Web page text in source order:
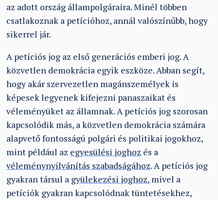
az adott ország állampolgáraira. Minél többen
csatlakoznak a petícióhoz, annál valószínűbb, hogy
sikerrel jár.
A petíciós jog az első generációs emberi jog. A
közvetlen demokrácia egyik eszköze. Abban segít,
hogy akár szervezetlen magánszemélyek is
képesek legyenek kifejezni panaszaikat és
véleményüket az államnak. A petíciós jog szorosan
kapcsolódik más, a közvetlen demokrácia számára
alapvető fontosságú polgári és politikai jogokhoz,
mint például az egyesülési joghoz és a
véleménynyilvánítás szabadságához. A petíciós jog
gyakran társul a gyülekezési joghoz, mivel a
petíciók gyakran kapcsolódnak tüntetésekhez,